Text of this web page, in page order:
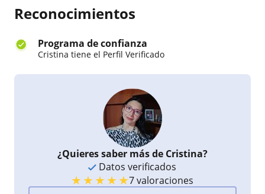
Reconocimientos
Programa de confianza
Cristina tiene el Perfil Verificado
¿Quieres saber más de Cristina?
Datos verificados
★★★★★7 valoraciones